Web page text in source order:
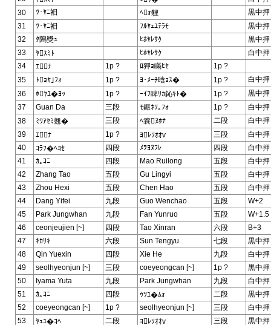
30
ﾂ･ﾔﾆ衵 ﾍｫ貍
黒中
31
ﾂ･ﾔﾆ衵 ﾌﾙﾔｭﾕﾃﾗﾓ
黒中
32
ﾀ隝獎ｭ ﾋﾎﾔﾚｻｸ
黒中
33
ﾔｽﾐﾄ ﾋﾎﾔﾚｻｸ
白中
34
ｴﾅ 1p ? ﾛ狎ｮ瞞ﾋｾ
1p ?
35
ﾄｮﾔ｣ﾌｫ 1p ? ﾖ･ﾒｰﾁ晗ｮｽ� 1p ?
白中
36
ﾎﾔﾕ�ﾖｯ 1p ? ｰｲﾌ睥ﾘｶ鈊ｷﾄ� 1p ?
黒中
37
Guan Da 三段 ﾓ鋠ﾈｿ｡ﾌｫ 1p ?
白中
38
ﾐﾜｱｾﾐ翹� 三段 ﾍ簔ﾇﾎﾅ 二段
白中
39
ｴﾅ 1p ? ﾖﾚｿｵｵv 三段
白中
40
ｺﾗﾌ�ﾍﾖｾ 四段 ﾒｦﾖﾇﾌﾚ 四段
白中
41
ｶ｡ｺﾆ 四段 Mao Ruilong 五段
白中
42
Zhang Tao 五段 Gu Lingyi 五段
白中
43
Zhou Hexi 五段 Chen Hao 五段
白中
44
Dang Yifei 九段 Guo Wenchao 五段
W+2
45
Park Jungwhan 九段 Fan Yunruo 五段
W+1.5
46
ceonjeujien [~] 四段 Tao Xinran 六段
B+3
47
ｷｶﾘｷ 六段 Sun Tengyu 七段
黒中
48
Qin Yuexin 四段 Xie He 九段
白中
49
seolhyeonjun [~] 三段 coeyeongcan [~] 1p ?
黒中
50
Iyama Yuta 九段 Park Jungwhan 九段
白中
51
ｶ｡ｺﾆ 四段 ｳﾂﾕ�ﾑｫ 二段
黒中
52
coeyeongcan [~] 1p ? seolhyeonjun [~] 三段
白中
53
ﾔｭﾕ�ｺﾍ 二段 ﾖﾚｿｵｵv 三段
黒中